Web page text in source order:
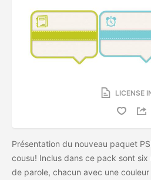
LICENSE
Présentation du nouveau paquet
cousu! Inclus dans ce pack sont six
de parole, chacun avec une